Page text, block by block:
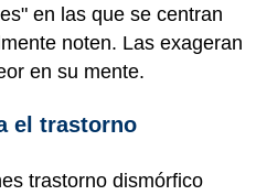
en las que se centran
noten. Las exageran
en su mente.
el trastorno
trastorno dismórfico